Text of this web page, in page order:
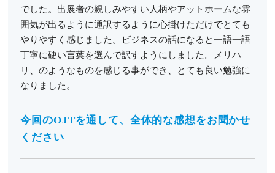
でした。出展者の親しみやすい人柄やアットホームな雰
囲気が出るように通訳するように心掛けただけでとても
やりやすく感じました。ビジネスの話になると一語一語
丁寧に硬い言葉を選んで訳すようにしました。メリハ
リ、のようなものを感じる事ができ、とても良い勉強に
なりました。
今回のOJTを通して、全体的な感想をお聞かせ
ください